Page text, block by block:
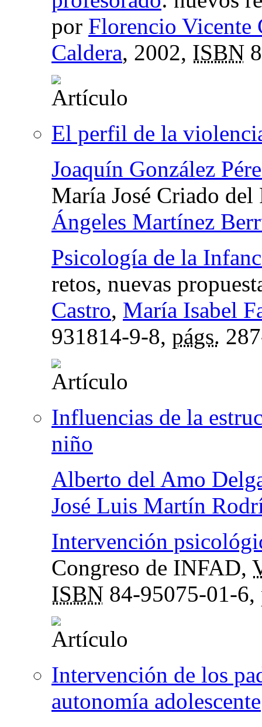
por Florencio Vicente
Caldera, 2002, ISBN
El perfil de la
Joaquín González
María José Criado
Ángeles Martínez
Psicología de la
retos, nuevas
Castro, María Isabel
931814-9-8, págs.
Influencias de la
niño
Alberto del Amo
José Luis Martín
Intervención
Congreso de INFAD,
ISBN 84-95075-01-6,
Intervención de los
autonomía adolescente